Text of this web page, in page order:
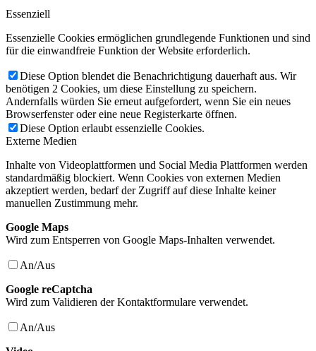
Essenziell
Essenzielle Cookies ermöglichen grundlegende Funktionen und sind
für die einwandfreie Funktion der Website erforderlich.
Diese Option blendet die Benachrichtigung dauerhaft aus. Wir
benötigen 2 Cookies, um diese Einstellung zu speichern.
Andernfalls würden Sie erneut aufgefordert, wenn Sie ein neues
Browserfenster oder eine neue Registerkarte öffnen.
Diese Option erlaubt essenzielle Cookies.
Externe Medien
Inhalte von Videoplattformen und Social Media Plattformen werden
standardmäßig blockiert. Wenn Cookies von externen Medien
akzeptiert werden, bedarf der Zugriff auf diese Inhalte keiner
manuellen Zustimmung mehr.
Google Maps
Wird zum Entsperren von Google Maps-Inhalten verwendet.
An/Aus
Google reCaptcha
Wird zum Validieren der Kontaktformulare verwendet.
An/Aus